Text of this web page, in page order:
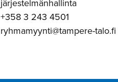
järjestelmänhallinta
+358 3 243 4501
ryhmamyynti@tampere-talo.fi